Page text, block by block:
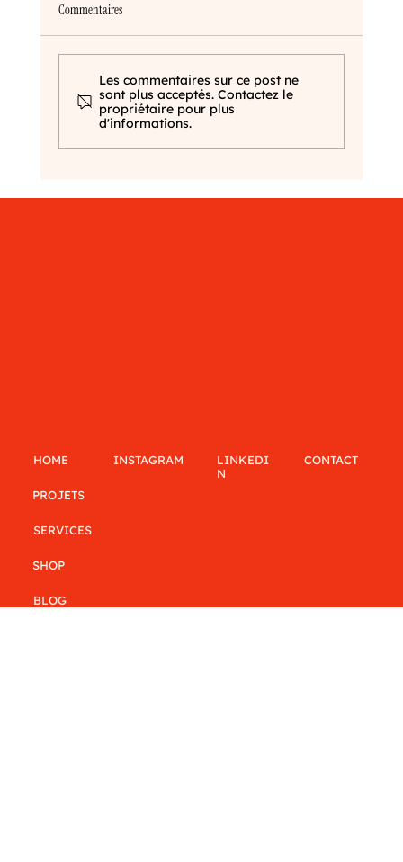
Un site web pour votre entreprise
Commentaires
Les commentaires sur ce post ne
sont plus acceptés. Contactez le
propriétaire pour plus
d'informations.
HOME
PROJETS
SERVICES
SHOP
BLOG
INSTAGRAM
LINKEDI
N
CONTACT